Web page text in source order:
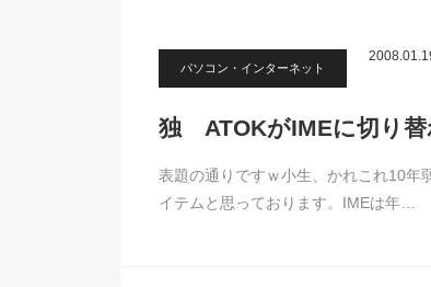
パソコン・インターネット
独 ATOKがIMEに切り替
表題の通りですｗ小生、かれこれ10年
イテムと思っております。IMEは年…